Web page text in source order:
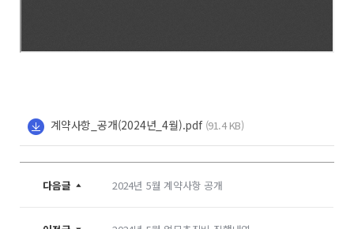
계약사항_공개(2024년_4월).pdf (91.4 KB)
다음글 2024년 5월 계약사항 공개